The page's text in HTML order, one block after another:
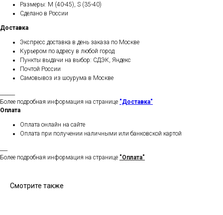
Размеры: M (40-45), S (35-40)
Сделано в России
Доставка
Экспресс доставка в день заказа по Москве
Курьером по адресу в любой город
Пункты выдачи на выбор: СДЭК, Яндекс
Почтой России
Самовывоз из шоурума в Москве
Более подробная информация на странице "Доставка"
Оплата
Оплата онлайн на сайте
Оплата при получении наличными или банковской картой
Более подробная информация на странице "Оплата"
Смотрите также